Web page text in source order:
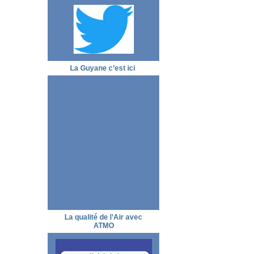
La Guyane c’est ici
La qualité de l’Air avec
ATMO